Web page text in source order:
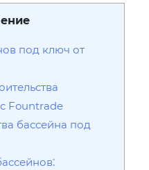
под ключ от
Fountrade
бассейна под